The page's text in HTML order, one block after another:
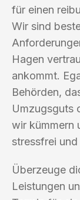
für einen
Wir sind
Hagen
ankommt.
Behörden,
Umzugsguts
wir kümmern
stressfrei
Überzeuge
Leistungen